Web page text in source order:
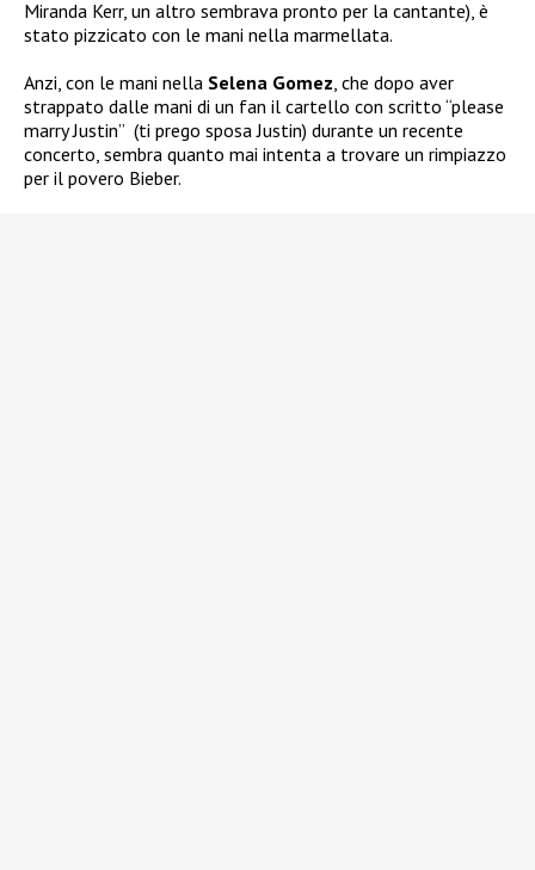
Miranda Kerr, un altro sembrava pronto per la cantante), è
stato pizzicato con le mani nella marmellata.
Anzi, con le mani nella Selena Gomez , che dopo aver
strappato dalle mani di un fan il cartello con scritto “please
marry Justin” (ti prego sposa Justin) durante un recente
concerto, sembra quanto mai intenta a trovare un rimpiazzo
per il povero Bieber.